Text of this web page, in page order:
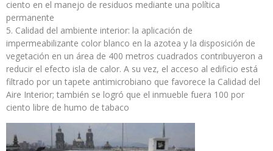
ciento en el manejo de residuos mediante una política
permanente
Calidad del ambiente interior: la aplicación de
impermeabilizante color blanco en la azotea y la disposición de
vegetación en un área de 400 metros cuadrados contribuyeron a
reducir el efecto isla de calor. A su vez, el acceso al edificio está
filtrado por un tapete antimicrobiano que favorece la Calidad del
Aire Interior; también se logró que el inmueble fuera 100 por
ciento libre de humo de tabaco